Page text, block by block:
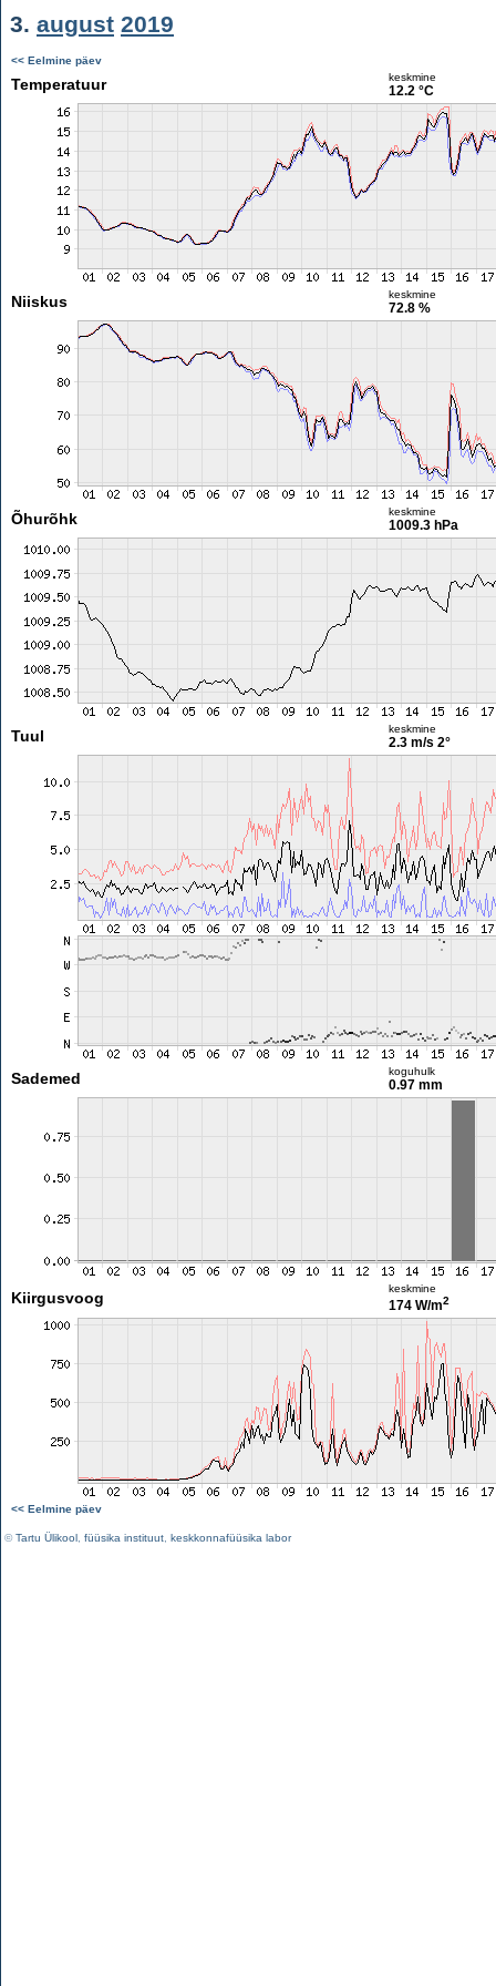
3. august 2019
<< Eelmine päev
Temperatuur keskmine
12.2 °C
Niiskus keskmine
72.8 %
Õhurõhk keskmine
1009.3 hPa
Tuul keskmine
2.3 m/s 2°
Sademed koguhulk
0.97 mm
Kiirgusvoog
keskmine
174 W/m2
<< Eelmine päev
©Tartu Ülikool füüsika instituut keskkonnafüüsika labor